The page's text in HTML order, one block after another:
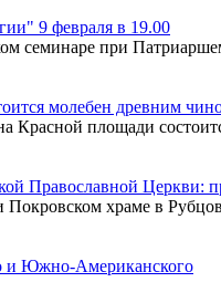
9 февраля в 19.00
при
молебен древним
Красной площади
Православной Церкви:
храме в
и Южно-Американского